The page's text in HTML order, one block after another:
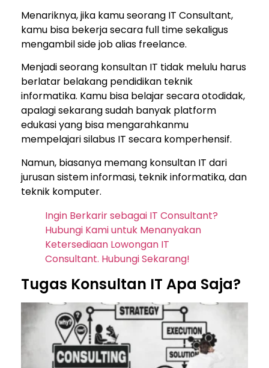
Menariknya, jika kamu seorang IT Consultant,
kamu bisa bekerja secara full time sekaligus
mengambil side job alias freelance.
Menjadi seorang konsultan IT tidak melulu harus
berlatar belakang pendidikan teknik
informatika. Kamu bisa belajar secara otodidak,
apalagi sekarang sudah banyak platform
edukasi yang bisa mengarahkanmu
mempelajari silabus IT secara komperhensif.
Namun, biasanya memang konsultan IT dari
jurusan sistem informasi, teknik informatika, dan
teknik komputer.
Ingin Berkarir sebagai IT Consultant?
Hubungi Kami untuk Menanyakan
Ketersediaan Lowongan IT
Consultant. Hubungi Sekarang!
Tugas Konsultan IT Apa Saja?